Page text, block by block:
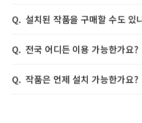
설치된 작품을 구매할 수도 있
전국 어디든 이용 가능한가요?
작품은 언제 설치 가능한가요?